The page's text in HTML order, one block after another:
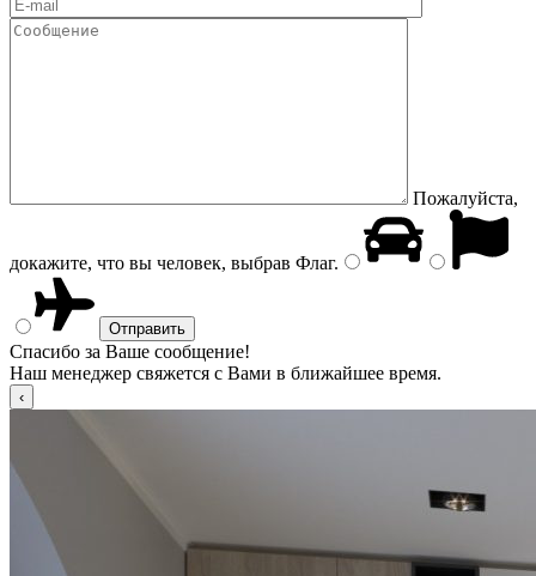
Пожалуйста,
докажите, что вы человек, выбрав Флаг.
Спасибо за Ваше сообщение!
Наш менеджер свяжется с Вами в ближайшее время.